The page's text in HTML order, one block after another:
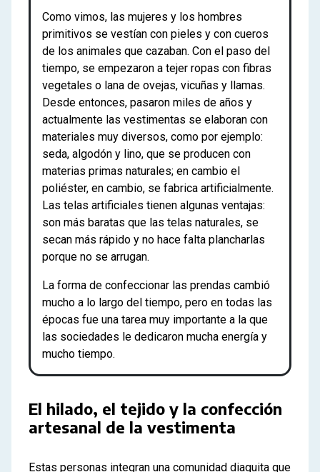
Como vimos, las mujeres y los hombres
primitivos se vestían con pieles y con cueros
de los animales que cazaban. Con el paso del
tiempo, se empezaron a tejer ropas con fibras
vegetales o lana de ovejas, vicuñas y llamas.
Desde entonces, pasaron miles de años y
actualmente las vestimentas se elaboran con
materiales muy diversos, como por ejemplo:
seda, algodón y lino, que se producen con
materias primas naturales; en cambio el
poliéster, en cambio, se fabrica artificialmente.
Las telas artificiales tienen algunas ventajas:
son más baratas que las telas naturales, se
secan más rápido y no hace falta plancharlas
porque no se arrugan.
La forma de confeccionar las prendas cambió
mucho a lo largo del tiempo, pero en todas las
épocas fue una tarea muy importante a la que
las sociedades le dedicaron mucha energía y
mucho tiempo.
El hilado, el tejido y la confección
artesanal de la vestimenta
Estas personas integran una comunidad diaguita que